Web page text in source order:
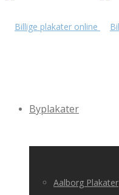
Byplakater
Aalborg Plakater